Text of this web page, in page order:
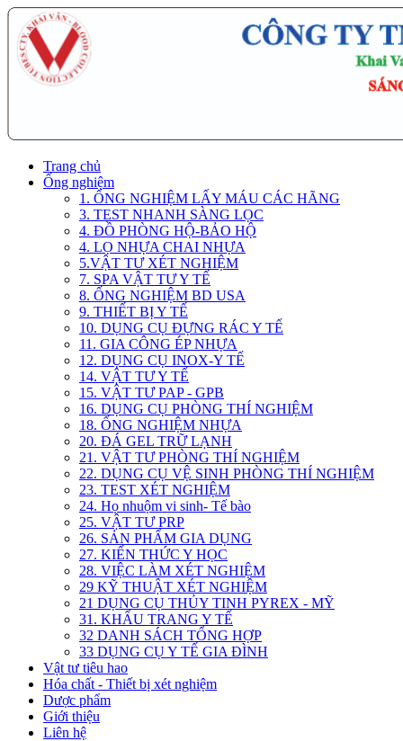
Trang chủ
Ống nghiệm
1. ỐNG NGHIỆM LẤY MÁU CÁC HÃNG
3. TEST NHANH SÀNG LỌC
4. ĐỒ PHÒNG HỘ-BẢO HỘ
4. LỌ NHỰA CHAI NHỰA
5.VẬT TƯ XÉT NGHIỆM
7. SPA VẬT TƯ Y TẾ
8. ỐNG NGHIỆM BD USA
9. THIẾT BỊ Y TẾ
10. DỤNG CỤ ĐỰNG RÁC Y TẾ
11. GIA CÔNG ÉP NHỰA
12. DỤNG CỤ INOX-Y TẾ
14. VẬT TƯ Y TẾ
15. VẬT TƯ PAP - GPB
16. DỤNG CỤ PHÒNG THÍ NGHIỆM
18. ỐNG NGHIỆM NHỰA
20. ĐÁ GEL TRỮ LẠNH
21. VẬT TƯ PHÒNG THÍ NGHIỆM
22. DỤNG CỤ VỆ SINH PHÒNG THÍ NGHIỆM
23. TEST XÉT NGHIỆM
24. Họ nhuộm vi sinh- Tế bào
25. VẬT TƯ PRP
26. SẢN PHẨM GIA DỤNG
27. KIẾN THỨC Y HỌC
28. VIỆC LÀM XÉT NGHIỆM
29 KỸ THUẬT XÉT NGHIỆM
21 DỤNG CỤ THỦY TINH PYREX - MỸ
31. KHẨU TRANG Y TẾ
32 DANH SÁCH TỔNG HỢP
33 DỤNG CỤ Y TẾ GIA ĐÌNH
Vật tư tiêu hao
Hóa chất - Thiết bị xét nghiệm
Dược phẩm
Giới thiệu
Liên hệ